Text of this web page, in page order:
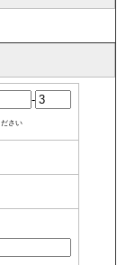
-
さい